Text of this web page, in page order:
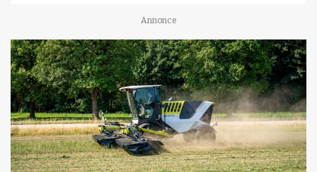
Annonce